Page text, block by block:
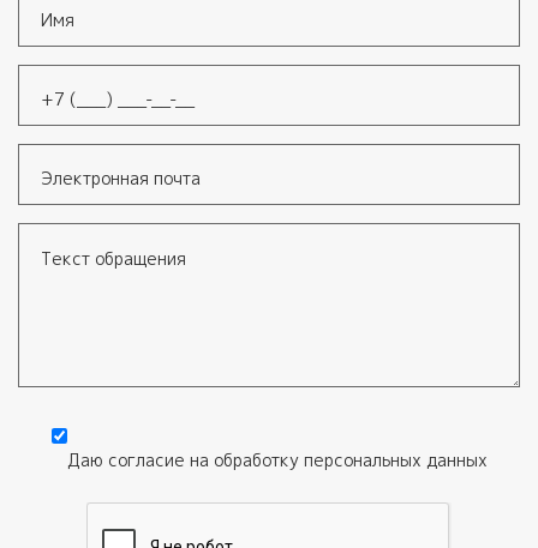
Даю согласие на обработку персональных данных